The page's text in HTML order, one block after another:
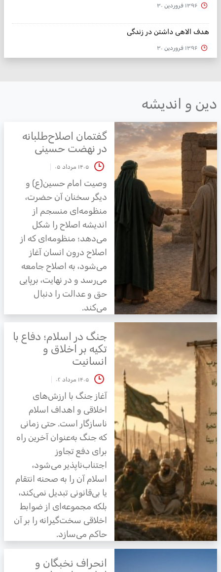
۱۳۹۶ فروردین ۳۰
هدف الاهی داشتن در زندگی
۱۳۹۶ فروردین ۳۰
و اندیشه
گفتمان اصلاح‌طلبانه
در نهضت حسینی
۱۴۰۵ مرداد ۰۵
وصیت امام حسین(ع) و
دیگر سخنان آن حضرت،
منظومه‌ای منسجم از
اندیشه اصلاح را شکل
می‌دهد؛ منظومه‌ای که از
اصلاح درون انسان آغاز
می‌شود، به اصلاح جامعه
می‌رسد و در نهایت، برپایی
حق و عدالت را دنبال
می‌کند.
جنگ در اسلام؛ دفاع با
تکیه بر اخلاق و
انسانیت
۱۴۰۵ مرداد ۰۲
آغاز جنگ با ارزش‌های
اخلاقی و اهداف اسلام
ناسازگار است. حتی زمانی
که جنگ به‌عنوان آخرین راه
برای دفع تجاوز
اجتناب‌ناپذیر می‌شود،
اسلام آن را به صحنه انتقام
یا بی‌قانونی تبدیل نمی‌کند،
بلکه مجموعه‌ای از ضوابط
اخلاقی سخت‌گیرانه را بر آن
حاکم می‌سازد.
انحراف نخبگان و